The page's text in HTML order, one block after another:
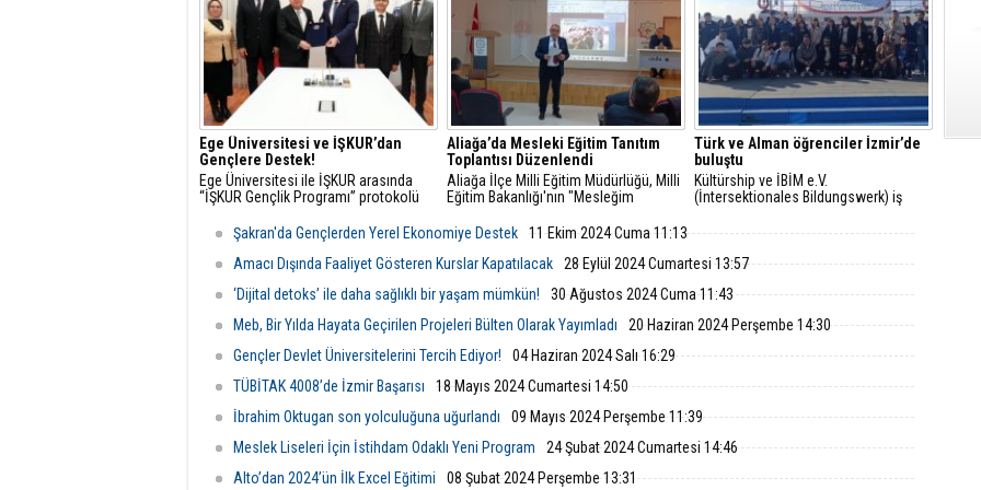
öğrencilerin sorularını yanıtladı.
Ege Üniversitesi ve İŞKUR’dan
Gençlere Destek!
Ege Üniversitesi ile İŞKUR arasında
“İŞKUR Gençlik Programı” protokolü
Tayyip Erdoğan’ın üniversite öğrencileri
için başlattığı “İŞKUR Gençlik
Programı” kapsamında, Ege
Müdürlüğü arasında iş bi
Aliağa’da Mesleki Eğitim Tanıtım
Toplantısı Düzenlendi
Aliağa İlçe Milli Eğitim Müdürlüğü, Milli
Eğitim Bakanlığı'nın "Mesleğim
ve teknik eğitimin tanıtımı için Aliağa
Mesleki ve Teknik Anadolu Lisesi’nde
bir toplantı gerçekleştirdi.
Türk ve Alman öğrenciler İzmir’de
buluştu
Kültürship ve İBİM e.V.
(İntersektionales Bildungswerk) iş
değişim programının ilk ayağı İzmir’de
Şakran'da Gençlerden Yerel Ekonomiye Destek
11 Ekim 2024 Cuma 11:13
Amacı Dışında Faaliyet Gösteren Kurslar Kapatılacak
28 Eylül 2024 Cumartesi 13:57
‘Dijital detoks’ ile daha sağlıklı bir yaşam mümkün!
30 Ağustos 2024 Cuma 11:43
Meb, Bir Yılda Hayata Geçirilen Projeleri Bülten Olarak Yayımladı
20 Haziran 2024 Perşembe 14:30
Gençler Devlet Üniversitelerini Tercih Ediyor!
04 Haziran 2024 Salı 16:29
TÜBİTAK 4008’de İzmir Başarısı
18 Mayıs 2024 Cumartesi 14:50
İbrahim Oktugan son yolculuğuna uğurlandı
09 Mayıs 2024 Perşembe 11:39
Meslek Liseleri İçin İstihdam Odaklı Yeni Program
24 Şubat 2024 Cumartesi 14:46
Alto’dan 2024’ün İlk Excel Eğitimi
08 Şubat 2024 Perşembe 13:31